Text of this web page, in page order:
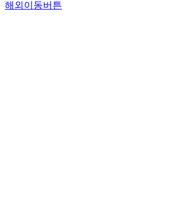
해외이동버튼